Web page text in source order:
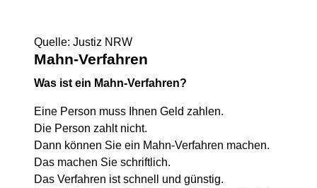
Quelle: Justiz NRW
Mahn-Verfahren
Was ist ein Mahn-Verfahren?
Eine Person muss Ihnen Geld zahlen.
Die Person zahlt nicht.
Dann können Sie ein Mahn-Verfahren machen.
Das machen Sie schriftlich.
Das Verfahren ist schnell und günstig.